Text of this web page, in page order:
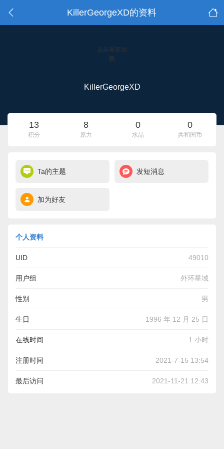
KillerGeorgeXD的资料
点击重新加
载
KillerGeorgeXD
13
积分
8
原力
0
水晶
0
共和国币
Ta的主题 发短消息
加为好友
个人资料
UID 49010
用户组 外环星域
性别 男
生日 1996 年 12 月 25 日
在线时间 1 小时
注册时间 2021-7-15 13:54
最后访问 2021-11-21 12:43